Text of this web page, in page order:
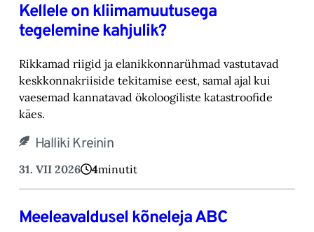
Kellele on kliimamuutusega
tegelemine kahjulik?
Rikkamad riigid ja elanikkonnarühmad vastutavad
keskkonnakriiside tekitamise eest, samal ajal kui
vaesemad kannatavad ökoloogiliste katastroofide
käes.
Halliki Kreinin
31. VII 2026 4minutit
Meeleavaldusel kõneleja ABC